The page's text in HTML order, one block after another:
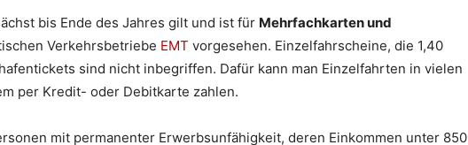
bis Ende des Jahres gilt und ist für Mehrfachkarten und
Verkehrsbetriebe EMT vorgesehen. Einzelfahrscheine, die 1,40
sind nicht inbegriffen. Dafür kann man Einzelfahrten in vielen
per Kredit- oder Debitkarte zahlen.
mit permanenter Erwerbsunfähigkeit, deren Einkommen unter 850